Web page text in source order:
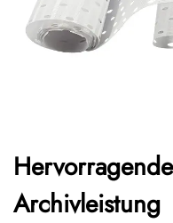
Archivleistung